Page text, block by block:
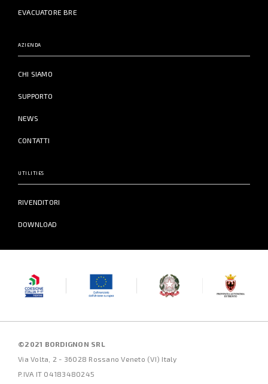
EVACUATORE BRE
AZIENDA
CHI SIAMO
SUPPORTO
NEWS
CONTATTI
UTILITIES
RIVENDITORI
DOWNLOAD
©2021 BORDIGNON SRL
Via Volta, 2 - 36028 Rossano Veneto (VI) Italy
P.IVA IT 04183480245